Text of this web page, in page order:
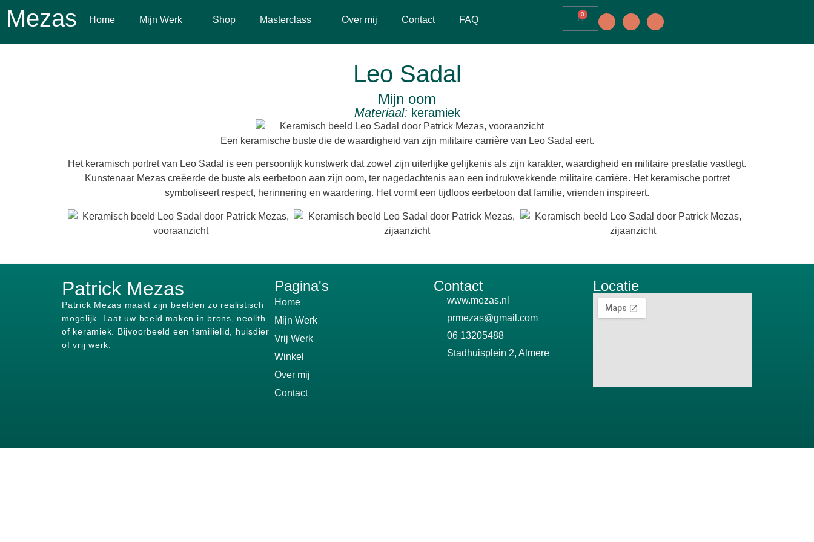
Mezas Home Mijn Werk Shop Masterclass Over mij Contact FAQ
0
Leo Sadal
Mijn oom
Materiaal: keramiek
Een keramische buste die de waardigheid van zijn militaire carrière van Leo Sadal eert.
Het keramisch portret van Leo Sadal is een persoonlijk kunstwerk dat zowel zijn uiterlijke gelijkenis als zijn karakter, waardigheid en militaire prestatie vastlegt.
Kunstenaar Mezas creëerde de buste als eerbetoon aan zijn oom, ter nagedachtenis aan een indrukwekkende militaire carrière. Het keramische portret
symboliseert respect, herinnering en waardering. Het vormt een tijdloos eerbetoon dat familie, vrienden inspireert.
Patrick Mezas
Patrick Mezas maakt zijn beelden zo realistisch
mogelijk. Laat uw beeld maken in brons, neolith
of keramiek.
Bijvoorbeeld een familielid, huisdier
of vrij werk.
Pagina's
Home
Mijn Werk
Vrij Werk
Winkel
Over mij
Contact
Contact
www.mezas.nl
prmezas@gmail.com
06 13205488
Stadhuisplein 2, Almere
Locatie